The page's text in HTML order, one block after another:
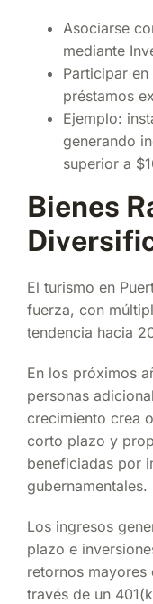
Asociarse
mediante
Participar
préstamos
Ejemplo:
generando
superior a
Bienes
El turismo en
fuerza, con
tendencia hacia
En los próximos
personas
crecimiento crea
corto plazo y
beneficiadas por
gubernamentales.
Los ingresos
plazo e
retornos mayores
través de un